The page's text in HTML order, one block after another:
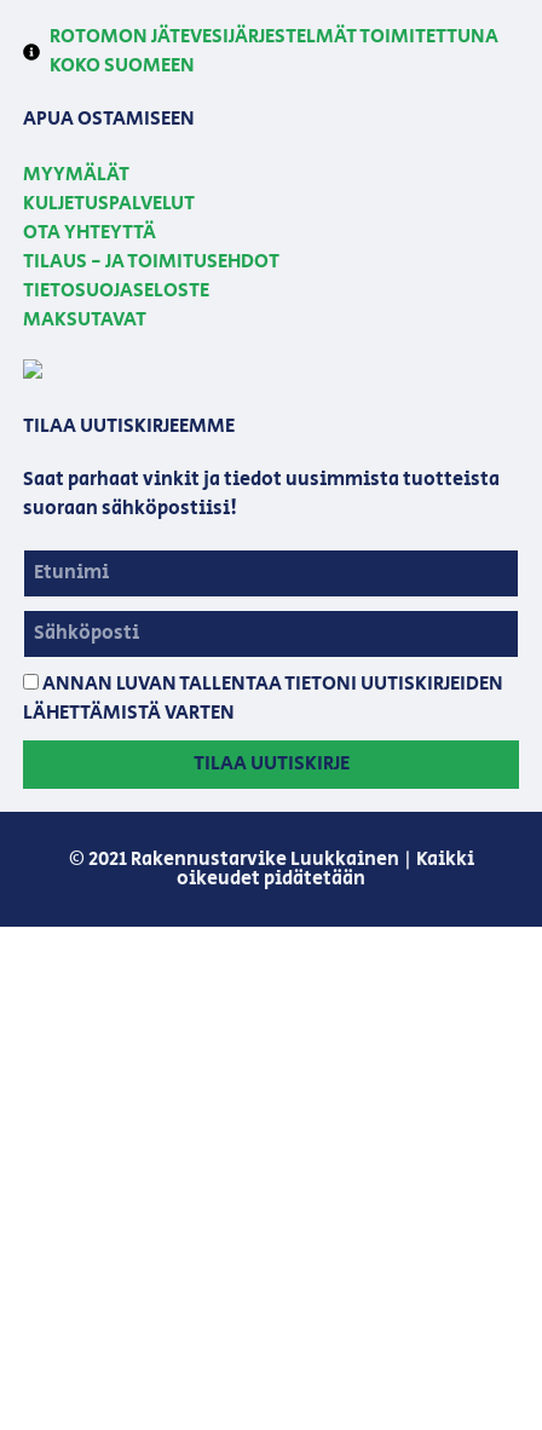
ROTOMON JÄTEVESIJÄRJESTELMÄT TOIMITETTUNA
KOKO SUOMEEN
APUA OSTAMISEEN
MYYMÄLÄT
KULJETUSPALVELUT
OTA YHTEYTTÄ
TILAUS - JA TOIMITUSEHDOT
TIETOSUOJASELOSTE
MAKSUTAVAT
TILAA UUTISKIRJEEMME
Saat parhaat vinkit ja tiedot uusimmista tuotteista
suoraan sähköpostiisi!
ANNAN LUVAN TALLENTAA TIETONI UUTISKIRJEIDEN
LÄHETTÄMISTÄ VARTEN
TILAA UUTISKIRJE
© 2021 Rakennustarvike Luukkainen | Kaikki
oikeudet pidätetään